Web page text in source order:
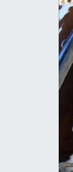
ESENTEPE
GÜNEY
İÇ